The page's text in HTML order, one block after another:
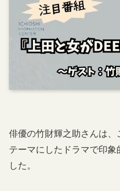
俳優の竹財輝之助さんは、
テーマにしたドラマで印象
した。